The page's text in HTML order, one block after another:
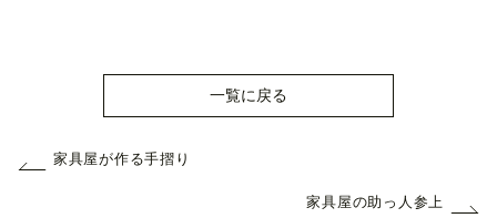
一覧に戻る
家具屋が作る手摺り
家具屋の助っ人参上